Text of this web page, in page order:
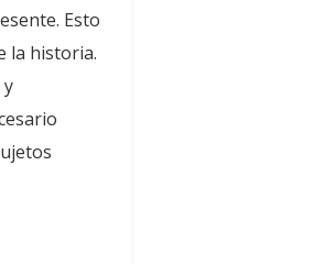
Esto
la historia.